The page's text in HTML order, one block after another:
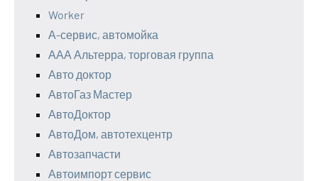
Worker
А-сервис, автомойка
ААА Альтерра, торговая группа
Авто доктор
АвтоГаз Мастер
АвтоДоктор
АвтоДом, автотехцентр
Автозапчасти
Автоимпорт сервис